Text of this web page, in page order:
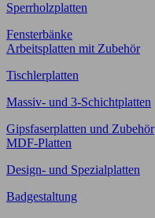
Sperrholzplatten
Fensterbänke
Arbeitsplatten mit Zubehör
Tischlerplatten
Massiv- und 3-Schichtplatten
Gipsfaserplatten und Zubehör
MDF-Platten
Design- und Spezialplatten
Badgestaltung